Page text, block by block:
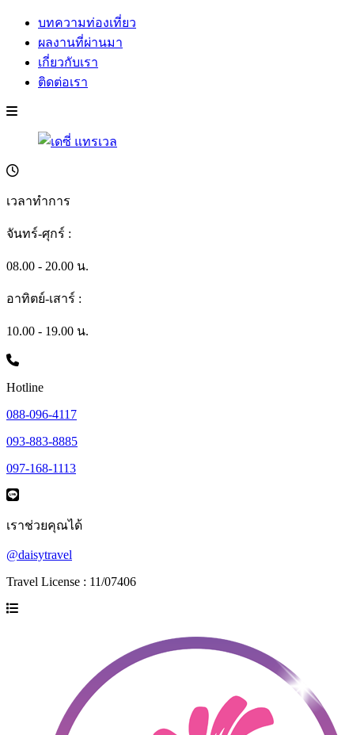
บทความท่องเที่ยว
ผลงานที่ผ่านมา
เกี่ยวกับเรา
ติดต่อเรา
เวลาทำการ
จันทร์-ศุกร์ :
08.00 - 20.00 น.
อาทิตย์-เสาร์ :
10.00 - 19.00 น.
Hotline
088-096-4117
093-883-8885
097-168-1113
เราช่วยคุณได้
@daisytravel
Travel License : 11/07406